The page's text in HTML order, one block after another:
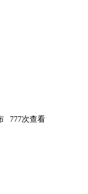
777次查看